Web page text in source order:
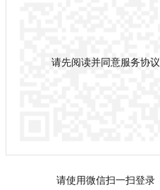
请先阅读并同意服务协议
请使用微信扫一扫登录